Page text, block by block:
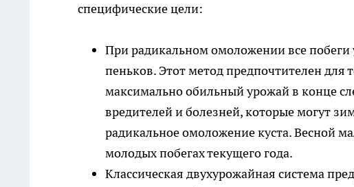
специфические цели:
При радикальном омоложении все побеги
пеньков. Этот метод предпочтителен для
максимально обильный урожай в конце
вредителей и болезней, которые могут
радикальное омоложение куста. Весной
молодых побегах текущего года.
Классическая двухурожайная система